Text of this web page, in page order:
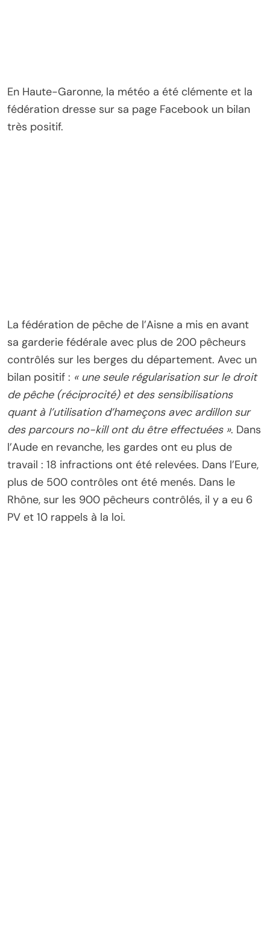
En Haute-Garonne, la météo a été clémente et la
fédération dresse sur sa page Facebook un bilan
très positif.
La fédération de pêche de l’Aisne a mis en avant
sa garderie fédérale avec plus de 200 pêcheurs
contrôlés sur les berges du département. Avec un
bilan positif : « une seule régularisation sur le droit
de pêche (réciprocité) et des sensibilisations
quant à l’utilisation d’hameçons avec ardillon sur
des parcours no-kill ont du être effectuées ». Dans
l’Aude en revanche, les gardes ont eu plus de
travail : 18 infractions ont été relevées. Dans l’Eure,
plus de 500 contrôles ont été menés. Dans le
Rhône, sur les 900 pêcheurs contrôlés, il y a eu 6
PV et 10 rappels à la loi.